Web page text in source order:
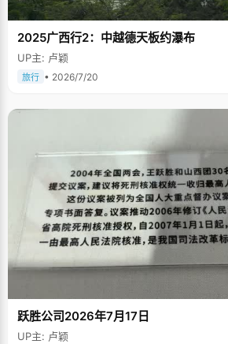
2025广西行2：中越德天板约瀑布
UP主: 卢颖
旅行 • 2026/7/20
跃胜公司2026年7月17日
UP主: 卢颖